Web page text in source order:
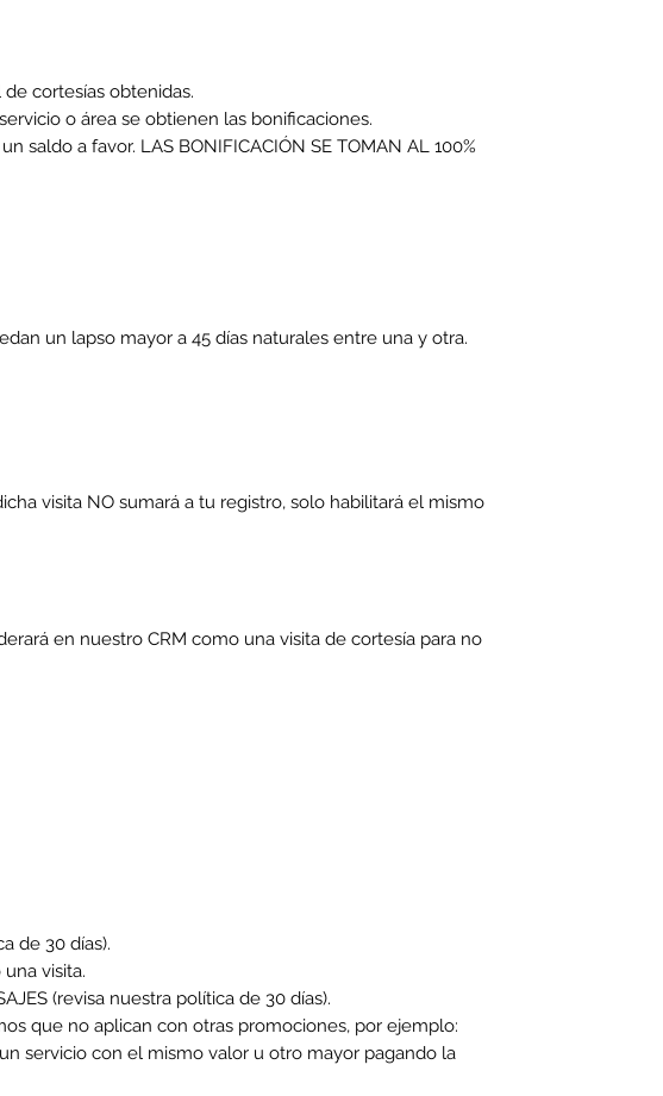
de cortesías obtenidas.
o área se obtienen las bonificaciones.
saldo a favor. LAS BONIFICACIÓN SE TOMAN AL 100%
un lapso mayor a 45 días naturales entre una y otra.
visita NO sumará a tu registro, solo habilitará el mismo
en nuestro CRM como una visita de cortesía para no
de 30 días).
visita.
(revisa nuestra política de 30 días).
que no aplican con otras promociones, por ejemplo:
servicio con el mismo valor u otro mayor pagando la